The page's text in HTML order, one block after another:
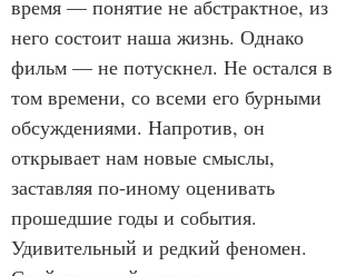
время — понятие не абстрактное, из
него состоит наша жизнь. Однако
фильм — не потускнел. Не остался в
том времени, со всеми его бурными
обсуждениями. Напротив, он
открывает нам новые смыслы,
заставляя по-иному оценивать
прошедшие годы и события.
Удивительный и редкий феномен.